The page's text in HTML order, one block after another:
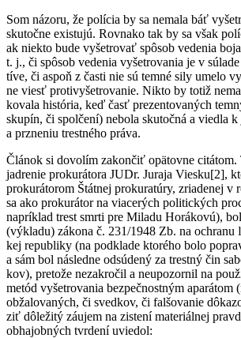
Som ná­zo­ru, že po­lí­cia by sa ne­ma­la báť
sku­toč­ne exis­tu­jú. Rov­na­ko tak by sa však
ak niek­to bu­de vy­šet­ro­vať spô­sob ve­de­nia
t. j., či spô­sob ve­de­nia vy­šet­ro­va­nia je v
tí­ve, či as­poň z čas­ti nie sú tem­né si­ly ume­lo
ne viesť proti­vy­šet­ro­va­nie. Nik­to by to­tiž
ko­va­la his­tó­ria, keď časť pre­zen­to­va­ných
sku­pín, či spol­če­ní) ne­bo­la sku­toč­ná a vied­la
a pr­zne­niu tres­tné­ho prá­va.
Člá­nok si do­vo­lím za­kon­čiť opä­tov­ne
jad­re­nie pro­ku­rá­to­ra JUDr. Ju­ra­ja Vies­ku[2],
pro­ku­rá­to­rom Štát­nej pro­ku­ra­tú­ry, zria­de­nej v
sa ako pro­ku­rá­tor na via­ce­rých po­li­tic­kých
nap­rík­lad trest smr­ti pre Mi­la­du Ho­rá­ko­vú),
(vý­kla­du) zá­ko­na č. 231/1948 Zb. na
kej re­pub­li­ky (na pod­kla­de kto­ré­ho bo­lo
a sám bol nás­led­ne od­sú­de­ný za trest­ný čin
kov), pre­to­že ne­zak­ro­čil a neu­po­zor­nil na
me­tód vy­šet­ro­va­nia bez­peč­nos­tným apa­rá­tom
ob­ža­lo­va­ných, či sved­kov, či fal­šo­va­nie
ziť dô­le­ži­tý zá­ujem na zis­te­ní ma­te­riál­nej
ob­ha­job­ných tvr­de­ní uvie­dol: